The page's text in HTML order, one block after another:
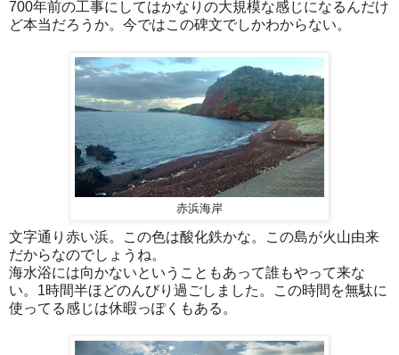
700年前の工事にしてはかなりの大規模な感じになるんだけ
ど本当だろうか。今ではこの碑文でしかわからない。
赤浜海岸
文字通り赤い浜。この色は酸化鉄かな。この島が火山由来
だからなのでしょうね。
海水浴には向かないということもあって誰もやって来な
い。1時間半ほどのんびり過ごしました。この時間を無駄に
使ってる感じは休暇っぽくもある。